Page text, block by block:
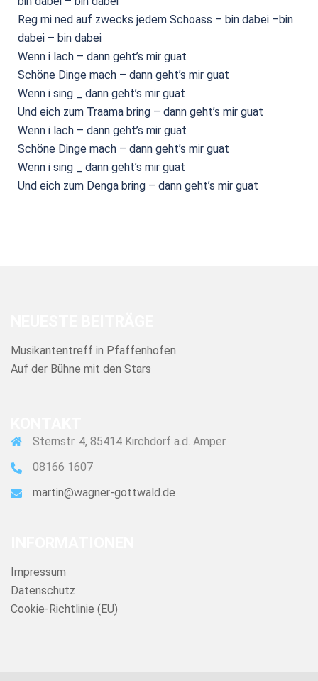
Reg mi ned auf zwecks jedem Schoass – bin dabei –bin
dabei – bin dabei
Wenn i lach – dann geht’s mir guat
Schöne Dinge mach – dann geht’s mir guat
Wenn i sing _ dann geht’s mir guat
Und eich zum Traama bring – dann geht’s mir guat
Wenn i lach – dann geht’s mir guat
Schöne Dinge mach – dann geht’s mir guat
Wenn i sing _ dann geht’s mir guat
Und eich zum Denga bring – dann geht’s mir guat
Musikantentreff in Pfaffenhofen
Auf der Bühne mit den Stars
Sternstr. 4, 85414 Kirchdorf a.d. Amper
08166 1607
martin@wagner-gottwald.de
Impressum
Datenschutz
Cookie-Richtlinie (EU)